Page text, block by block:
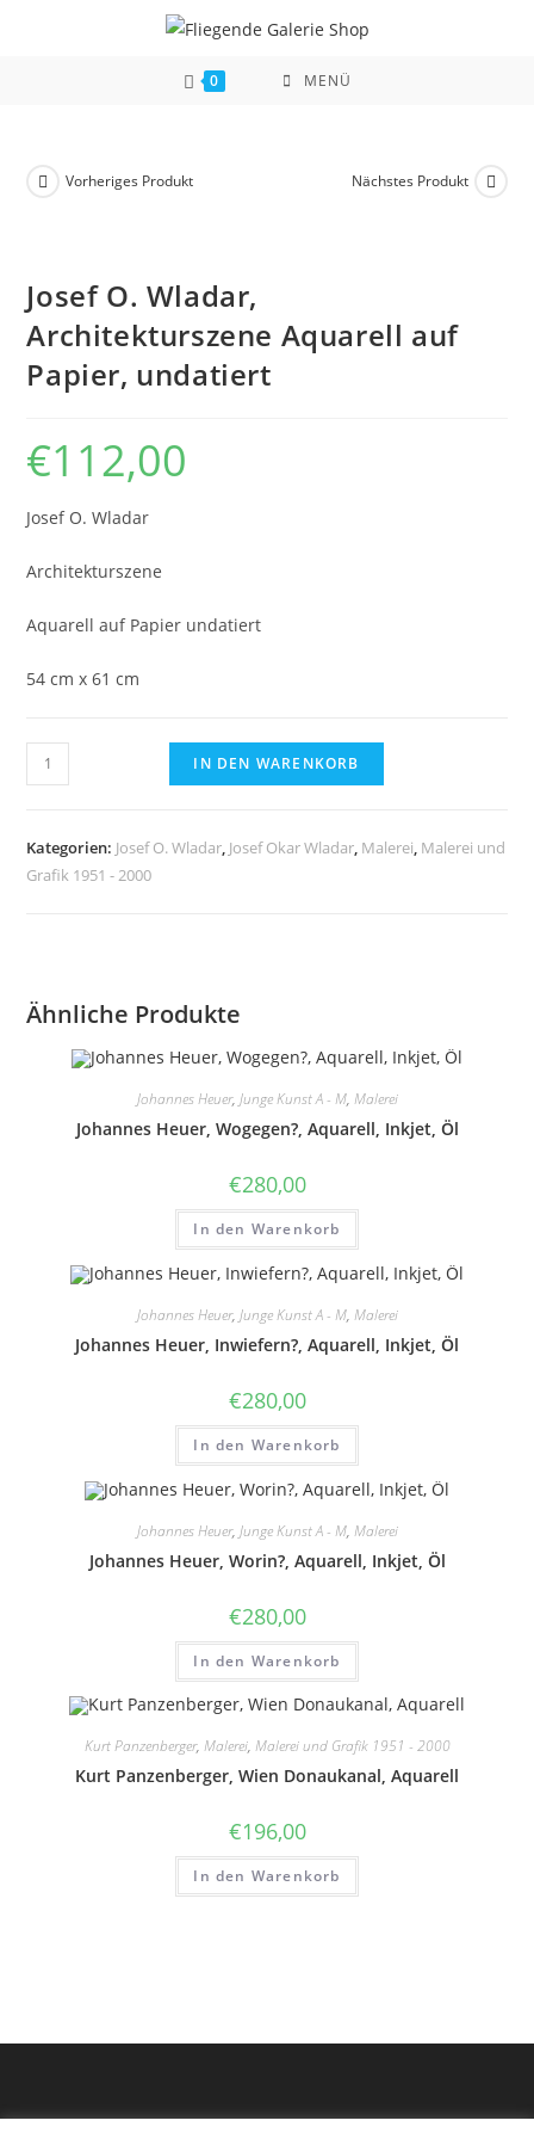
0 MENÜ
Vorheriges Produkt Nächstes Produkt
Josef O. Wladar,
Architekturszene Aquarell auf
Papier, undatiert
€112,00
Josef O. Wladar
Architekturszene
Aquarell auf Papier undatiert
54 cm x 61 cm
Josef
O.
Architekturszene
Aquarell
IN DEN WARENKORB
Kategorien: Josef O. Wladar, Josef Okar Wladar, Malerei, Malerei und
Grafik 1951 - 2000
Ähnliche Produkte
Johannes Heuer, Junge Kunst A - M, Malerei
Johannes Heuer, Wogegen?, Aquarell, Inkjet, Öl
€280,00
In den Warenkorb
Johannes Heuer, Junge Kunst A - M, Malerei
Johannes Heuer, Inwiefern?, Aquarell, Inkjet, Öl
€280,00
In den Warenkorb
Johannes Heuer, Junge Kunst A - M, Malerei
Johannes Heuer, Worin?, Aquarell, Inkjet, Öl
€280,00
In den Warenkorb
Kurt Panzenberger, Malerei, Malerei und Grafik 1951 - 2000
Kurt Panzenberger, Wien Donaukanal, Aquarell
€196,00
In den Warenkorb